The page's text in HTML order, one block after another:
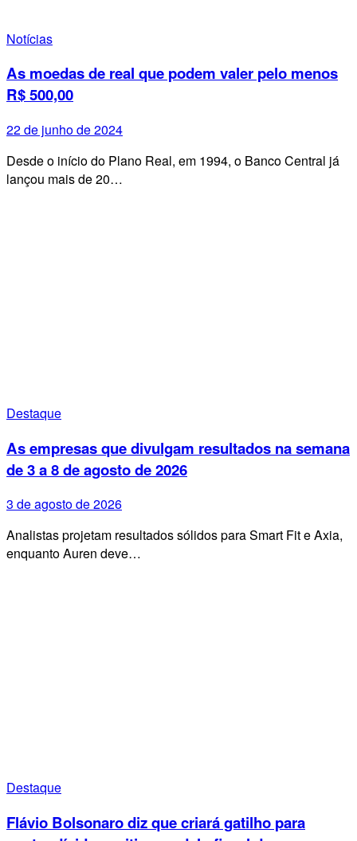
Notícias
As moedas de real que podem valer pelo menos
R$ 500,00
22 de junho de 2024
Desde o início do Plano Real, em 1994, o Banco Central já
lançou mais de 20…
Destaque
As empresas que divulgam resultados na semana
de 3 a 8 de agosto de 2026
3 de agosto de 2026
Analistas projetam resultados sólidos para Smart Fit e Axia,
enquanto Auren deve…
Destaque
Flávio Bolsonaro diz que criará gatilho para